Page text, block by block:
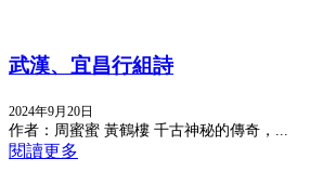
武漢、宜昌行組詩
2024年9月20日
作者：周蜜蜜 黃鶴樓 千古神秘的傳奇，...
閱讀更多